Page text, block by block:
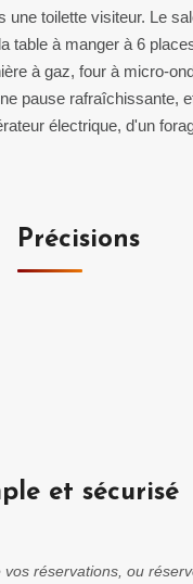
toilette visiteur. Le
table à manger à 6
à gaz, four à micro-
pause rafraîchissante,
électrique, d'un
Précisions
et sécurisé
réservations, ou